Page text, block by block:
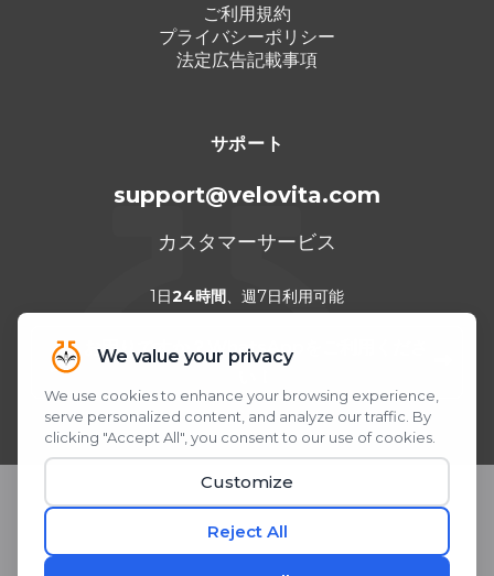
プンタ・カナ 2024
カンクン 2023
ご利用規約
プライバシーポリシー
法定広告記載事項
サポート
support@velovita.com
カスタマーサービス
1日24時間、週7日利用可能
お困りですか？WhatsAppをご利用くださ
QRコードをスキャンまたはクリック
© 2026 Velovita® Inc. All rights reserved.
* 本製品に関する記述は、米国食品医薬品局（FDA）による評価を受